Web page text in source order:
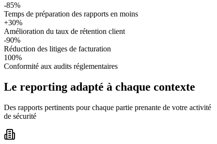
-85%
Temps de préparation des rapports en moins
+30%
Amélioration du taux de rétention client
-90%
Réduction des litiges de facturation
100%
Conformité aux audits réglementaires
Le reporting adapté à chaque contexte
Des rapports pertinents pour chaque partie prenante de votre activité
de sécurité